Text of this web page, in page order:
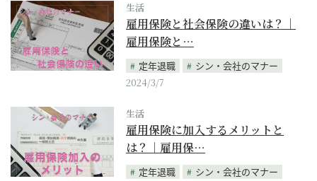
生活
雇用保険と社会保険の違いは？｜
雇用保険と…
定年退職
シン・会社のマナー
2024/3/7
生活
雇用保険に加入するメリットと
は？｜雇用保…
定年退職
シン・会社のマナー